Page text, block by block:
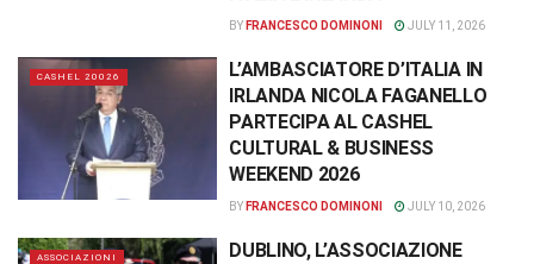
BY FRANCESCO DOMINONI JULY 11, 2026
CASHEL 20026
L’AMBASCIATORE D’ITALIA IN
IRLANDA NICOLA FAGANELLO
PARTECIPA AL CASHEL
CULTURAL & BUSINESS
WEEKEND 2026
BY FRANCESCO DOMINONI JULY 10, 2026
ASSOCIAZIONI
DUBLINO, L’ASSOCIAZIONE